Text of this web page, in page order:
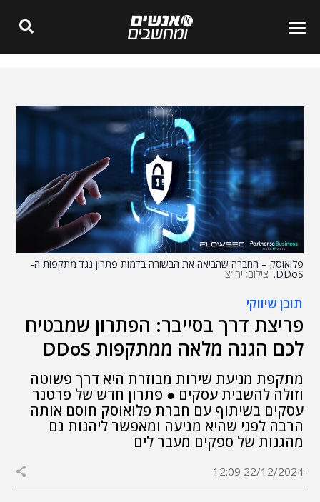
פלואוסק – החברה שהביאה את הבשורה בדמות פתרון נגד מתקפות ה-
DDoS. צילום: יח"צ
תוכן שיווקי
פריצת דרך בסייבר: הפתרון שמבטיח
לכם הגנה מלאה ממתקפות DDoS
מתקפת מניעת שירות מבוזרת היא דרך פשוטה
וזולה להשבית עסקים ● פתרון חדש של פרטנר
עסקים בשיתוף עם חברת פלואוסק חוסם אותה
הרבה לפני שהיא מגיעה ומאפשר ליהנות גם
מהגנות של ספקים מעבר לים
22/12/2024 12:09